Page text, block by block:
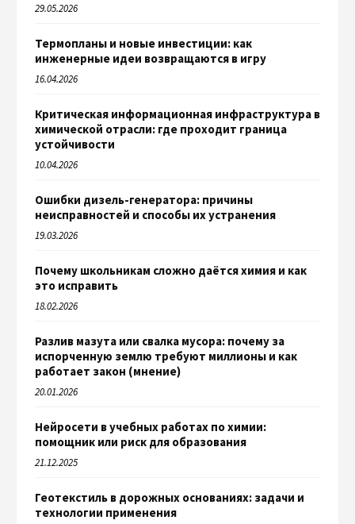
29.05.2026
Термопланы и новые инвестиции: как
инженерные идеи возвращаются в игру
16.04.2026
Критическая информационная инфраструктура в
химической отрасли: где проходит граница
устойчивости
10.04.2026
Ошибки дизель-генератора: причины
неисправностей и способы их устранения
19.03.2026
Почему школьникам сложно даётся химия и как
это исправить
18.02.2026
Разлив мазута или свалка мусора: почему за
испорченную землю требуют миллионы и как
работает закон (мнение)
20.01.2026
Нейросети в учебных работах по химии:
помощник или риск для образования
21.12.2025
Геотекстиль в дорожных основаниях: задачи и
технологии применения